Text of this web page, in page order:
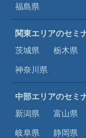
福島県
関東エリアのセミ
茨城県
栃木県
神奈川県
中部エリアのセミ
新潟県
富山県
岐阜県
静岡県